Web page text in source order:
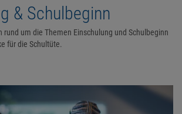
& Schulbeginn
rund um die Themen Einschulung und Schulbeginn
für die Schultüte.